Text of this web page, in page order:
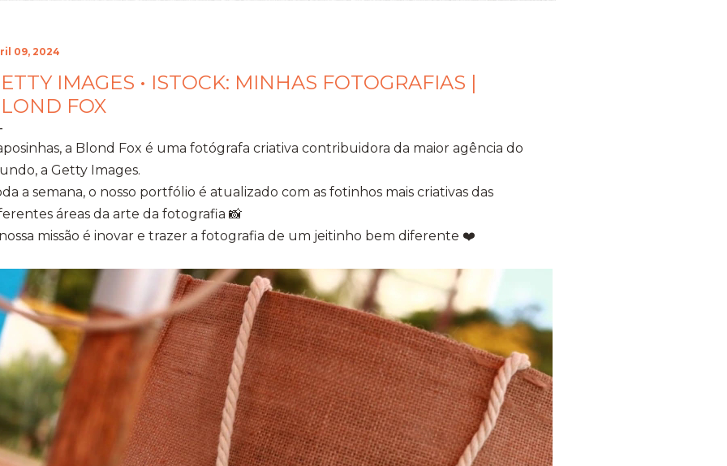
09, 2024
IMAGES • ISTOCK: MINHAS FOTOGRAFIAS |
FOX
a Blond Fox é uma fotógrafa criativa contribuidora da maior agência do
a Getty Images.
a semana, o nosso portfólio é atualizado com as fotinhos mais criativas das
áreas da arte da fotografia 📸
missão é inovar e trazer a fotografia de um jeitinho bem diferente ❤️